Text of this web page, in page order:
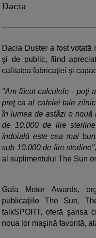
Dacia.
Dacia Duster a fost
şi de public, fiind
calitatea fabricaţiei şi
"Am făcut calculele - poţi
preţ ca al cafelei tale
în lumea de astăzi o nouă
de 10.000 de lire
îndoială este cea mai
sub 10.000 de lire sterline",
al suplimentului The Sun
Gala Motor Awards,
publicaţiile The Sun,
talkSPORT, oferă şansa
noua lor maşină favorită,